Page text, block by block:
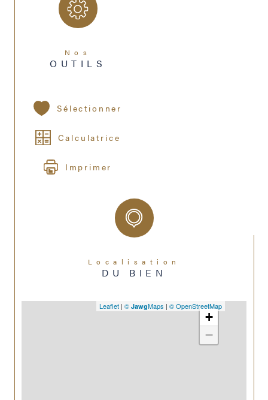
Nos
OUTILS
Sélectionner
Calculatrice
Imprimer
Localisation
DU BIEN
+
−
Leaflet | © JawgMaps | © OpenStreetMap